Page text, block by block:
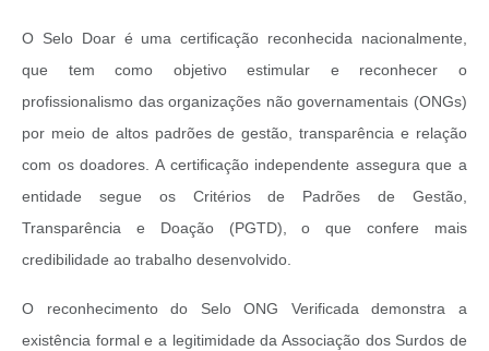
O Selo Doar é uma certificação reconhecida nacionalmente,
que tem como objetivo estimular e reconhecer o
profissionalismo das organizações não governamentais (ONGs)
por meio de altos padrões de gestão, transparência e relação
com os doadores. A certificação independente assegura que a
entidade segue os Critérios de Padrões de Gestão,
Transparência e Doação (PGTD), o que confere mais
credibilidade ao trabalho desenvolvido.
O reconhecimento do Selo ONG Verificada demonstra a
existência formal e a legitimidade da Associação dos Surdos de